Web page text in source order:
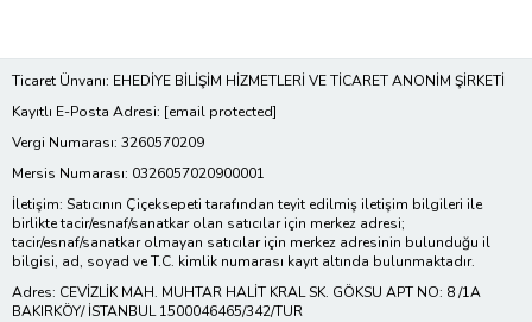
Ticaret Ünvanı: EHEDİYE BİLİŞİM HİZMETLERİ VE TİCARET ANONİM ŞİRKETİ
Kayıtlı E-Posta Adresi: [email protected]
Vergi Numarası: 3260570209
Mersis Numarası: 0326057020900001
İletişim: Satıcının Çiçeksepeti tarafından teyit edilmiş iletişim bilgileri ile
birlikte tacir/esnaf/sanatkar olan satıcılar için merkez adresi;
tacir/esnaf/sanatkar olmayan satıcılar için merkez adresinin bulunduğu il
bilgisi, ad, soyad ve T.C. kimlik numarası kayıt altında bulunmaktadır.
Adres: CEVİZLİK MAH. MUHTAR HALİT KRAL SK. GÖKSU APT NO: 8 /1A
BAKIRKÖY/ İSTANBUL 1500046465/342/TUR